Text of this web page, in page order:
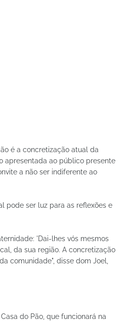
é a concretização atual da
apresentada ao público presente
a não ser indiferente ao
pode ser luz para as reflexões e
'Dai-lhes vós mesmos
da sua região. A concretização
comunidade", disse dom Joel,
do Pão, que funcionará na